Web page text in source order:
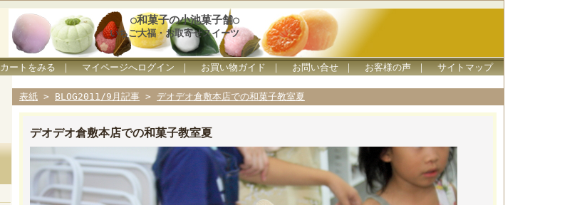
○和菓子の小池菓子舗○
いちご大福・お取寄せスイーツ
カートをみる ｜ マイページへログイン ｜ お買い物ガイド ｜ お問い合せ ｜ お客様の声 ｜ サイトマップ
表紙 > BLOG2011/9月記事 > デオデオ倉敷本店での和菓子教室夏
デオデオ倉敷本店での和菓子教室夏